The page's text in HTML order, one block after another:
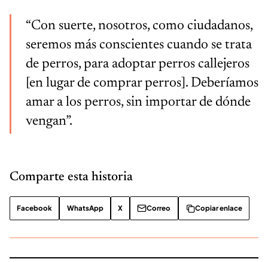
“Con suerte, nosotros, como ciudadanos,
seremos más conscientes cuando se trata
de perros, para adoptar perros callejeros
[en lugar de comprar perros]. Deberíamos
amar a los perros, sin importar de dónde
vengan”.
Comparte esta historia
Facebook WhatsApp X Correo Copiar enlace